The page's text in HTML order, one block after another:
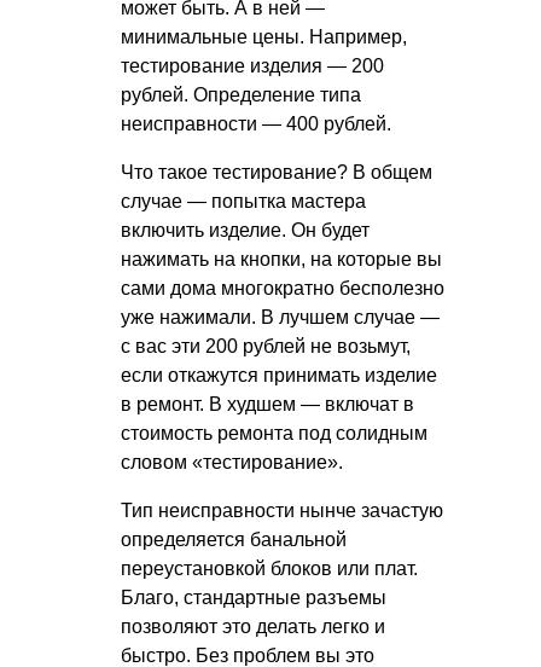
может быть. А в ней —
минимальные цены. Например,
тестирование изделия — 200
рублей. Определение типа
неисправности — 400 рублей.
Что такое тестирование? В общем
случае — попытка мастера
включить изделие. Он будет
нажимать на кнопки, на которые вы
сами дома многократно бесполезно
уже нажимали. В лучшем случае —
с вас эти 200 рублей не возьмут,
если откажутся принимать изделие
в ремонт. В худшем — включат в
стоимость ремонта под солидным
словом «тестирование».
Тип неисправности нынче зачастую
определяется банальной
переустановкой блоков или плат.
Благо, стандартные разъемы
позволяют это делать легко и
быстро. Без проблем вы это